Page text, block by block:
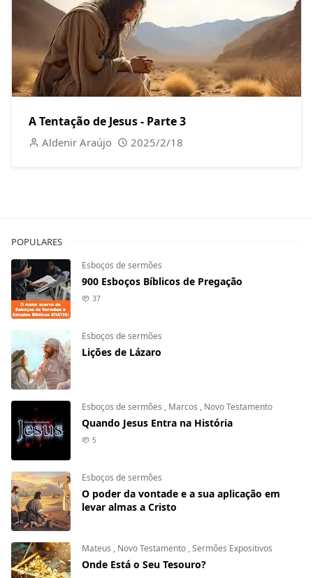
A Tentação de Jesus - Parte 3
Aldenir Araújo 2025/2/18
POPULARES
Esboços de sermões
900 Esboços Bíblicos de Pregação
37
Esboços de sermões
Lições de Lázaro
Esboços de sermões , Marcos , Novo Testamento
Quando Jesus Entra na História
5
Esboços de sermões
O poder da vontade e a sua aplicação em
levar almas a Cristo
Mateus , Novo Testamento ,Sermões Expositivos
Onde Está o Seu Tesouro?